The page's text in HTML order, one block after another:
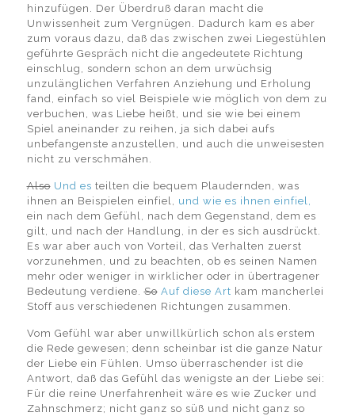
hinzufügen. Der Überdruß daran macht die
Unwissenheit zum Vergnügen. Dadurch kam es aber
zum voraus dazu, daß das zwischen zwei Liegestühlen
geführte Gespräch nicht die angedeutete Richtung
einschlug, sondern schon an dem urwüchsig
unzulänglichen Verfahren Anziehung und Erholung
fand, einfach so viel Beispiele wie möglich von dem zu
verbuchen, was Liebe heißt, und sie wie bei einem
Spiel aneinander zu reihen, ja sich dabei aufs
unbefangenste anzustellen, und auch die unweisesten
nicht zu verschmähen.
Also Und es teilten die bequem Plaudernden, was
ihnen an Beispielen einfiel, und wie es ihnen einfiel,
ein nach dem Gefühl, nach dem Gegenstand, dem es
gilt, und nach der Handlung, in der es sich ausdrückt.
Es war aber auch von Vorteil, das Verhalten zuerst
vorzunehmen, und zu beachten, ob es seinen Namen
mehr oder weniger in wirklicher oder in übertragener
Bedeutung verdiene.So Auf diese Art kam mancherlei
Stoff aus verschiedenen Richtungen zusammen.
Vom Gefühl war aber unwillkürlich schon als erstem
die Rede gewesen; denn scheinbar ist die ganze Natur
der Liebe ein Fühlen. Umso überraschender ist die
Antwort, daß das Gefühl das wenigste an der Liebe sei:
Für die reine Unerfahrenheit wäre es wie Zucker und
Zahnschmerz; nicht ganz so süß und nicht ganz so